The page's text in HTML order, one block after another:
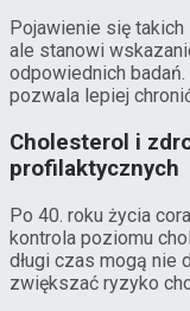
Pojawienie się
ale stanowi
odpowiednich
pozwala lepiej
Cholesterol i
profilaktycznych
Po 40. roku życia
kontrola poziomu
długi czas mogą nie
zwiększać ryzyko